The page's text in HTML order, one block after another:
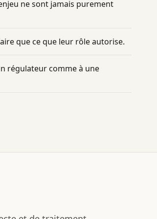
ne sont jamais purement
que ce que leur rôle autorise.
régulateur comme à une